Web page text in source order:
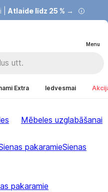
| Atlaide līdz 25 % →
Menu
Extra Iedvesmai
Mēbeles uzglabāšanai
pakaramieSienas
pakaramie